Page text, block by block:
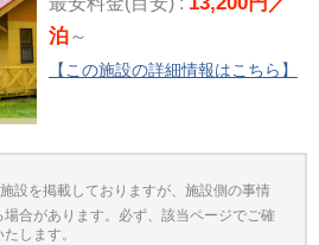
泊～
【この施設の詳細情報はこちら】
設を掲載しておりますが、施設側の事情
合があります。必ず、該当ページでご確
します。